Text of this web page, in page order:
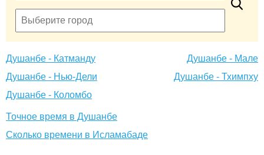
Душанбе - Катманду
Душанбе - Мале
Душанбе - Нью-Дели
Душанбе - Тхимпху
Душанбе - Коломбо
Точное время в Душанбе
Сколько времени в Исламабаде